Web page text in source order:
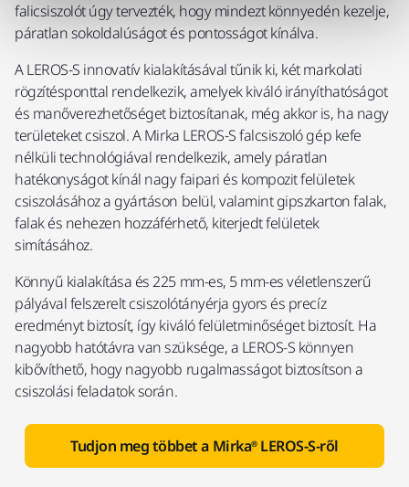
falicsiszolót úgy tervezték, hogy mindezt könnyedén kezelje,
páratlan sokoldalúságot és pontosságot kínálva.
A LEROS-S innovatív kialakításával tűnik ki, két markolati
rögzítésponttal rendelkezik, amelyek kiváló irányíthatóságot
és manőverezhetőséget biztosítanak, még akkor is, ha nagy
területeket csiszol. A Mirka LEROS-S falcsiszoló gép kefe
nélküli technológiával rendelkezik, amely páratlan
hatékonyságot kínál nagy faipari és kompozit felületek
csiszolásához a gyártáson belül, valamint gipszkarton falak,
falak és nehezen hozzáférhető, kiterjedt felületek
simításához.
Könnyű kialakítása és 225 mm-es, 5 mm-es véletlenszerű
pályával felszerelt csiszolótányérja gyors és precíz
eredményt biztosít, így kiváló felületminőséget biztosít. Ha
nagyobb hatótávra van szüksége, a LEROS-S könnyen
kibővíthető, hogy nagyobb rugalmasságot biztosítson a
csiszolási feladatok során.
Tudjon meg többet a Mirka® LEROS-S-ről